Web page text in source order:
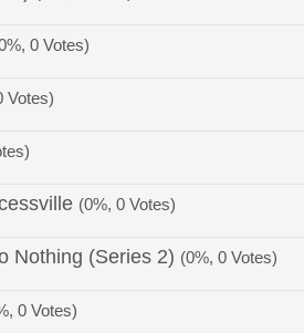
0 Votes)
Votes)
(0%, 0 Votes)
Nothing (Series 2) (0%, 0 Votes)
0 Votes)